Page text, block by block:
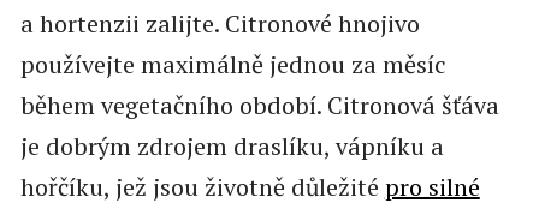
a hortenzii zalijte. Citronové hnojivo
používejte maximálně jednou za měsíc
během vegetačního období. Citronová šťáva
je dobrým zdrojem draslíku, vápníku a
hořčíku, jež jsou životně důležité pro silné